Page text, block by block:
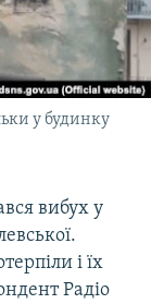
у будинку
вибух у
і їх
Радіо